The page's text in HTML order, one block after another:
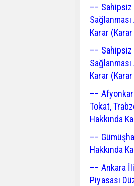
–– Sahipsiz
Karar (Karar
–– Sahipsiz
Karar (Karar
––
Tokat,
Hakkında
––
Hakkında
–– Ankara
Piyasası